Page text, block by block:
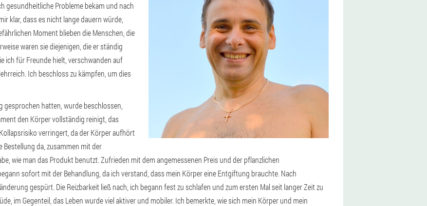
gesundheitliche Probleme bekam und nach
klar, dass es nicht lange dauern würde,
Moment blieben die Menschen, die
waren sie diejenigen, die er ständig
ich für Freunde hielt, verschwanden auf
Ich beschloss zu kämpfen, um dies
gesprochen hatten, wurde beschlossen,
den Körper vollständig reinigt, das
verringert, da der Körper aufhört
Bestellung da, zusammen mit der
wie man das Produkt benutzt. Zufrieden mit dem angemessenen Preis und der pflanzlichen
sofort mit der Behandlung, da ich verstand, dass mein Körper eine Entgiftung brauchte. Nach
gespürt. Die Reizbarkeit ließ nach, ich begann fest zu schlafen und zum ersten Mal seit langer Zeit zu
im Gegenteil, das Leben wurde viel aktiver und mobiler. Ich bemerkte, wie sich mein Körper und mein